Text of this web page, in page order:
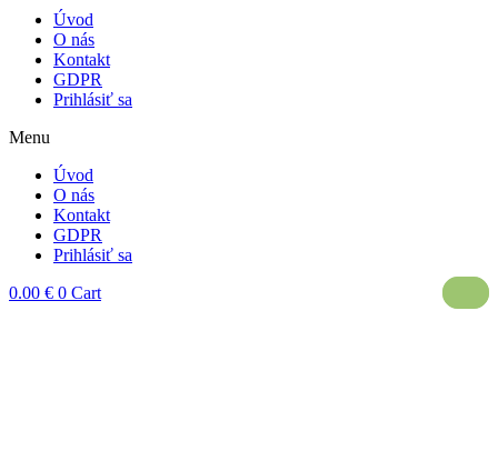
Úvod
O nás
Kontakt
GDPR
Prihlásiť sa
Menu
Úvod
O nás
Kontakt
GDPR
Prihlásiť sa
0.00 € 0 Cart